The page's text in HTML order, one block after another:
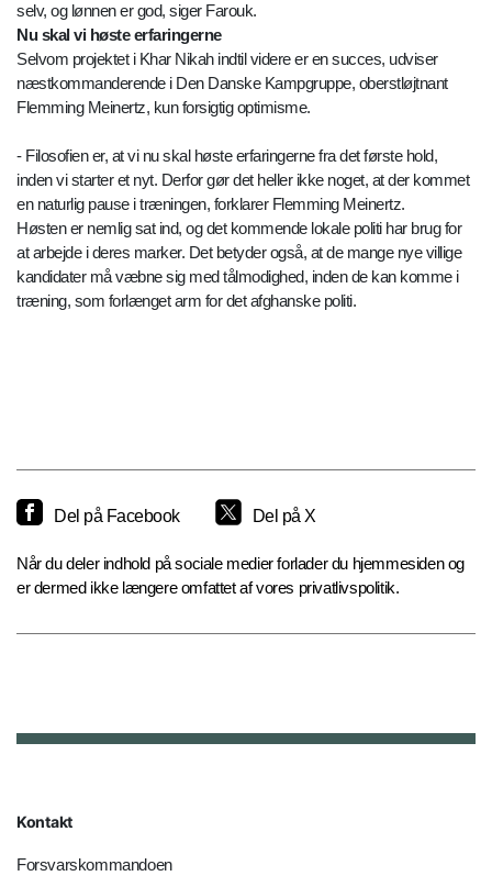
selv, og lønnen er god, siger Farouk.
Nu skal vi høste erfaringerne
Selvom projektet i Khar Nikah indtil videre er en succes, udviser
næstkommanderende i Den Danske Kampgruppe, oberstløjtnant
Flemming Meinertz, kun forsigtig optimisme.
- Filosofien er, at vi nu skal høste erfaringerne fra det første hold,
inden vi starter et nyt. Derfor gør det heller ikke noget, at der kommet
en naturlig pause i træningen, forklarer Flemming Meinertz.
Høsten er nemlig sat ind, og det kommende lokale politi har brug for
at arbejde i deres marker. Det betyder også, at de mange nye villige
kandidater må væbne sig med tålmodighed, inden de kan komme i
træning, som forlænget arm for det afghanske politi.
Del på Facebook Del på X
Når du deler indhold på sociale medier forlader du hjemmesiden og
er dermed ikke længere omfattet af vores privatlivspolitik.
Kontakt
Forsvarskommandoen